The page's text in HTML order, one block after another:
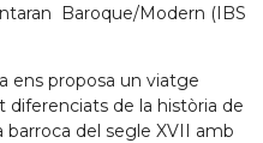
Baroque/Modern (IBS
ens proposa un viatge
de la història de
barroca del segle XVII amb